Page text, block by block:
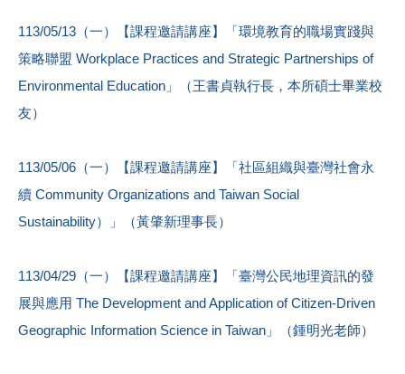
113/05/13（一）【課程邀請講座】「環境教育的職場實踐與
策略聯盟 Workplace Practices and Strategic Partnerships of
Environmental Education」（王書貞執行長，本所碩士畢業校
友）
113/05/06（一）【課程邀請講座】「社區組織與臺灣社會永
續 Community Organizations and Taiwan Social
Sustainability）」（黃肇新理事長）
113/04/29（一）【課程邀請講座】「臺灣公民地理資訊的發
展與應用 The Development and Application of Citizen-Driven
Geographic Information Science in Taiwan」（鍾明光老師）